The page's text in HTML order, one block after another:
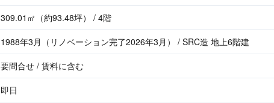
309.01㎡（約93.48坪） / 4階
1988年3月（リノベーション完了2026年3月） / SRC造 地上6階建
要問合せ / 賃料に含む
即日